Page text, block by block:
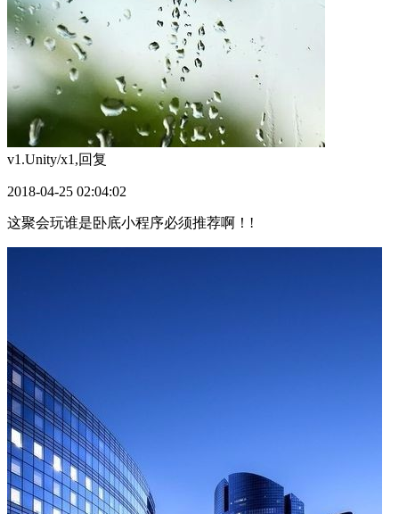
v1.Unity/x1,回复
2018-04-25 02:04:02
这聚会玩谁是卧底小程序必须推荐啊！!